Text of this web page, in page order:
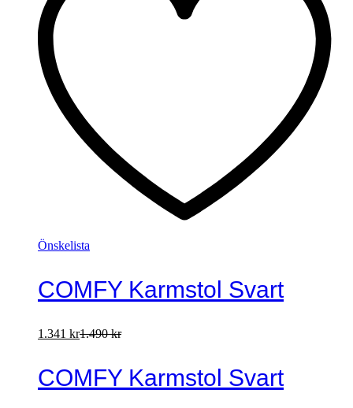
Önskelista
COMFY Karmstol Svart
1.341 kr1.490kr
COMFY Karmstol Svart